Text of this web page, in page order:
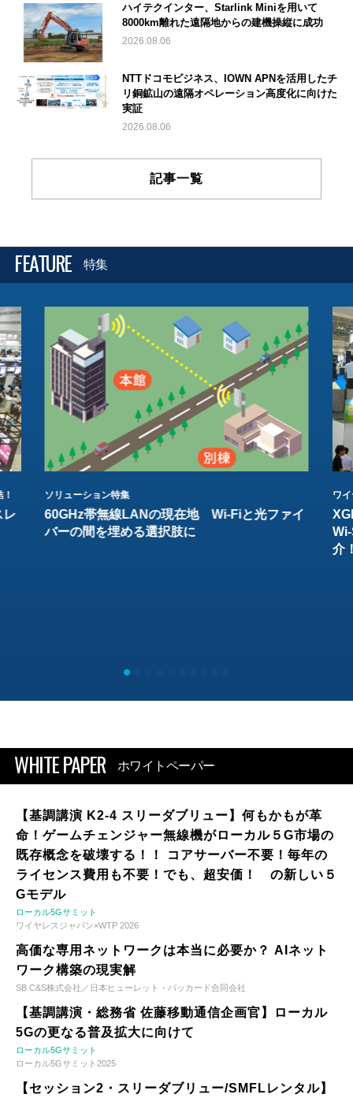
ハイテクインター、Starlink Miniを用いて
8000km離れた遠隔地からの建機操縦に成功
2026.08.06
NTTドコモビジネス、IOWN APNを活用したチ
リ銅鉱山の遠隔オペレーション高度化に向けた
実証
2026.08.06
記事一覧
FEATURE 特集
レ
ソリューション特集
60GHz帯無線LANの現在地 Wi-Fiと光ファイ
バーの間を埋める選択肢に
ワ
介
WHITE PAPER ホワイトペーパー
【基調講演 K2-4 スリーダブリュー】何もかもが革
命！ゲームチェンジャー無線機がローカル５G市場の
既存概念を破壊する！！ コアサーバー不要！毎年の
ライセンス費用も不要！でも、超安価！ の新しい５
Gモデル
ローカル5Gサミット
ワイヤレスジャパン×WTP 2026
高価な専用ネットワークは本当に必要か？ AIネット
ワーク構築の現実解
SB C&S株式会社／日本ヒューレット・パッカード合同会社
【基調講演・総務省 佐藤移動通信企画官】ローカル
5Gの更なる普及拡大に向けて
ローカル5Gサミット
ローカル5Gサミット2025
【セッション2・スリーダブリュー/SMFLレンタル】